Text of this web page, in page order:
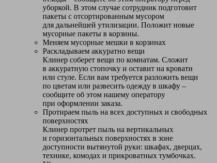
уборкой. В этом случае сотрудник подготовит
пакеты с отсортированным мусором
для дальнейшей утилизации. Положит новые
мусорные пакеты в корзины.
Меняем мусорные мешки в корзинах
Раскладываем аккуратно вещи
Клинер соберет вещи по комнатам. Сложит
в аккуратную стопочку и оставит на кровати
или стуле. Если вам требуется разложить вещи
по цветам или развесить одежду в шкафу –
сообщите об этом нашему оператору
при оформлении заказа.
Протираем пыль на всех доступных и свободных
поверхностях
Клинер протрет пыль на вертикальных
и горизонтальных поверхностях в зоне
доступности вытянутой руки: шкафах, дверцах,
технике, комодах и прикроватных тумбочках.